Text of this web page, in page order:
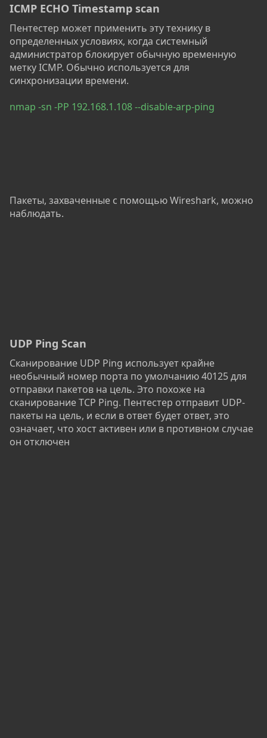
ICMP ECHO Timestamp scan
Пентестер может применить эту технику в
определенных условиях, когда системный
администратор блокирует обычную временную
метку ICMP. Обычно используется для
синхронизации времени.
nmap -sn -PP 192.168.1.108 --disable-arp-ping
Пакеты, захваченные с помощью Wireshark, можно
наблюдать.
UDP Ping Scan
Сканирование UDP Ping использует крайне
необычный номер порта по умолчанию 40125 для
отправки пакетов на цель. Это похоже на
сканирование TCP Ping. Пентестер отправит UDP-
пакеты на цель, и если в ответ будет ответ, это
означает, что хост активен или в противном случае
он отключен